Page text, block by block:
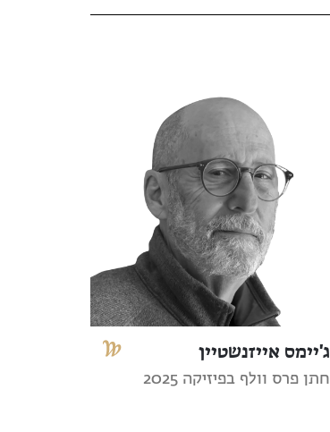
ג'יימס אייזנשטיין
חתן פרס וולף בפיזיקה 2025